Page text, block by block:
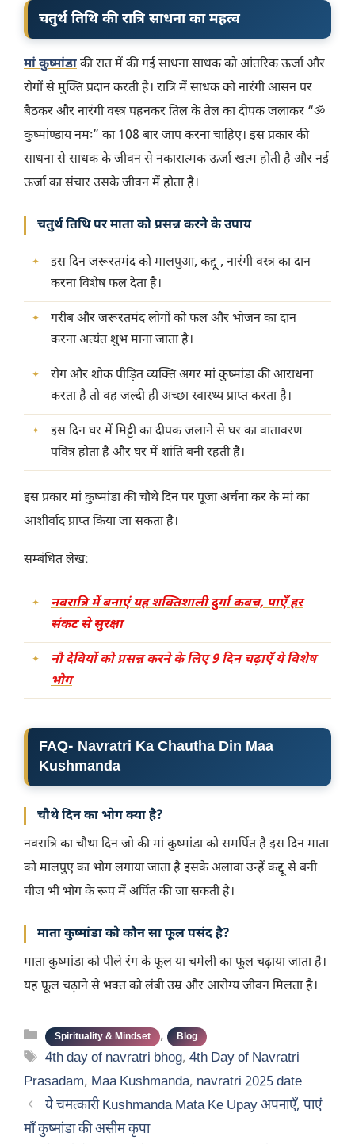
चतुर्थ तिथि की रात्रि साधना का महत्व
मां कुष्मांडाकी रात में की गई साधना साधक को आंतरिक ऊर्जा और
रोगों से मुक्ति प्रदान करती है। रात्रि में साधक को नारंगी आसन पर
बैठकर और नारंगी वस्त्र पहनकर तिल के तेल का दीपक जलाकर “ॐ
कुष्मांण्डाय नमः” का 108 बार जाप करना चाहिए। इस प्रकार की
साधना से साधक के जीवन से नकारात्मक ऊर्जा खत्म होती है और नई
ऊर्जा का संचार उसके जीवन में होता है।
चतुर्थ तिथि पर माता को प्रसन्न करने के उपाय
इस दिन जरूरतमंद को मालपुआ, कद्दू , नारंगी वस्त्र का दान
करना विशेष फल देता है।
गरीब और जरूरतमंद लोगों को फल और भोजन का दान
करना अत्यंत शुभ माना जाता है।
रोग और शोक पीड़ित व्यक्ति अगर मां कुष्मांडा की आराधना
करता है तो वह जल्दी ही अच्छा स्वास्थ्य प्राप्त करता है।
इस दिन घर में मिट्टी का दीपक जलाने से घर का वातावरण
पवित्र होता है और घर में शांति बनी रहती है।
इस प्रकार मां कुष्मांडा की चौथे दिन पर पूजा अर्चना कर के मां का
आशीर्वाद प्राप्त किया जा सकता है।
सम्बंधित लेख:
नवरात्रि में बनाएं यह शक्तिशाली दुर्गा कवच, पाएँ हर
संकट से सुरक्षा
नौ देवियों को प्रसन्न करने के लिए 9 दिन चढ़ाएँ ये विशेष
भोग
FAQ- Navratri Ka Chautha Din Maa
Kushmanda
चौथे दिन का भोग क्या है?
नवरात्रि का चौथा दिन जो की मां कुष्मांडा को समर्पित है इस दिन माता
को मालपुए का भोग लगाया जाता है इसके अलावा उन्हें कद्दू से बनी
चीज भी भोग के रूप में अर्पित की जा सकती है।
माता कुष्मांडा को कौन सा फूल पसंद है?
माता कुष्मांडा को पीले रंग के फूल या चमेली का फूल चढ़ाया जाता है।
यह फूल चढ़ाने से भक्त को लंबी उम्र और आरोग्य जीवन मिलता है।
Categories
Spirituality & Mindset , Blog
Tags
4th day of navratri bhog,4th Day of Navratri
Prasadam, Maa Kushmanda, navratri 2025 date
ये चमत्कारी Kushmanda Mata Ke Upay अपनाएँ, पाएं
माँ कुष्मांडा की असीम कृपा